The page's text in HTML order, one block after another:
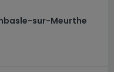
sur-Meurthe